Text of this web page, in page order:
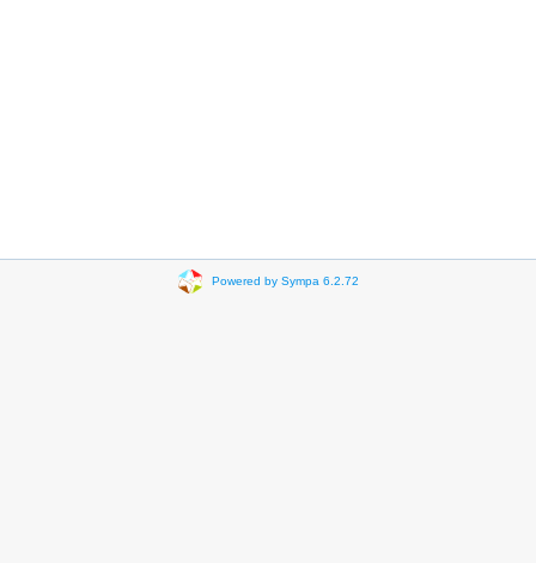
Powered by Sympa 6.2.72